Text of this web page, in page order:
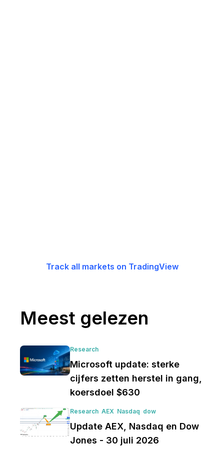
Track all markets on TradingView
Meest gelezen
Research
Microsoft update: sterke
cijfers zetten herstel in gang,
koersdoel $630
Research AEX Nasdaq dow
Update AEX, Nasdaq en Dow
Jones - 30 juli 2026